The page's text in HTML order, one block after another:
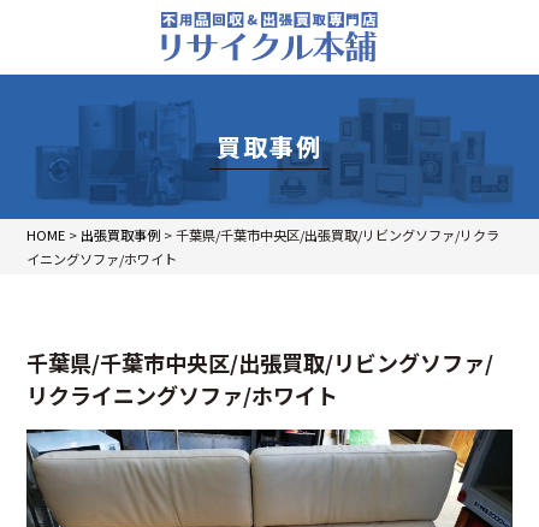
買取事例
HOME > 出張買取事例 >千葉県/千葉市中央区/出張買取/リビングソファ/リクラ
イニングソファ/ホワイト
千葉県/千葉市中央区/出張買取/リビングソファ/
リクライニングソファ/ホワイト